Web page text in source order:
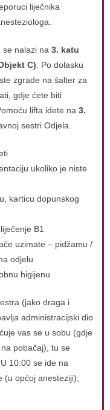
liječnika
se nalazi na 3. katu
C) . Po dolasku
zgrade na šalter za
gdje ćete biti
lifta idete na 3.
sestri Odjela.
ukoliko je niste
karticu dopunskog
B1
uzimate – pidžamu /
odjelu
higijenu
(jako draga i
administracijski dio
vas se u sobu (gdje
pobačaj), tu se
10:00 se ide na
(u općoj anesteziji);